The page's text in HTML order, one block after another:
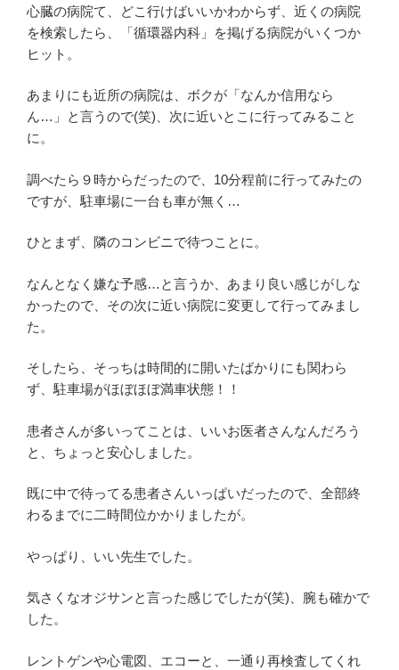
心臓の病院て、どこ行けばいいかわからず、近くの病院
を検索したら、「循環器内科」を掲げる病院がいくつか
ヒット。
あまりにも近所の病院は、ボクが「なんか信用なら
ん…」と言うので(笑)、次に近いとこに行ってみること
に。
調べたら９時からだったので、10分程前に行ってみたの
ですが、駐車場に一台も車が無く…
ひとまず、隣のコンビニで待つことに。
なんとなく嫌な予感…と言うか、あまり良い感じがしな
かったので、その次に近い病院に変更して行ってみまし
た。
そしたら、そっちは時間的に開いたばかりにも関わら
ず、駐車場がほぼほぼ満車状態！！
患者さんが多いってことは、いいお医者さんなんだろう
と、ちょっと安心しました。
既に中で待ってる患者さんいっぱいだったので、全部終
わるまでに二時間位かかりましたが。
やっぱり、いい先生でした。
気さくなオジサンと言った感じでしたが(笑)、腕も確かで
した。
レントゲンや心電図、エコーと、一通り再検査してくれ